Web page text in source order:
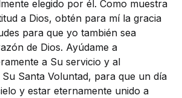
elegido por él. Como muestra
a Dios, obtén para mí la gracia
para que yo también sea
de Dios. Ayúdame a
a Su servicio y al
Santa Voluntad, para que un día
y estar eternamente unido a